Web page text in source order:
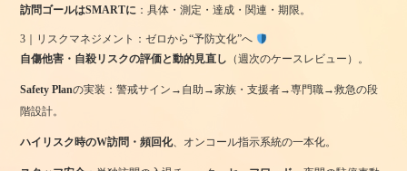
訪問ゴールはSMARTに ：具体・測定・達成・関連・期限。
3｜リスクマネジメント：ゼロから“予防文化”へ
自傷他害・自殺リスクの評価と動的見直し （週次のケースレビュー）。
Safety Planの実装：警戒サイン→自助→家族・支援者→専門職→救急の段
階設計。
ハイリスク時のW訪問・頻回化、オンコール指示系統の一本化。